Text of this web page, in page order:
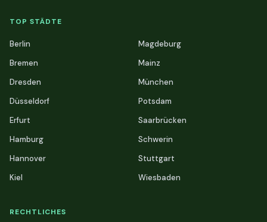
TOP STÄDTE
Berlin
Bremen
Dresden
Düsseldorf
Erfurt
Hamburg
Hannover
Kiel
Magdeburg
Mainz
München
Potsdam
Saarbrücken
Schwerin
Stuttgart
Wiesbaden
RECHTLICHES